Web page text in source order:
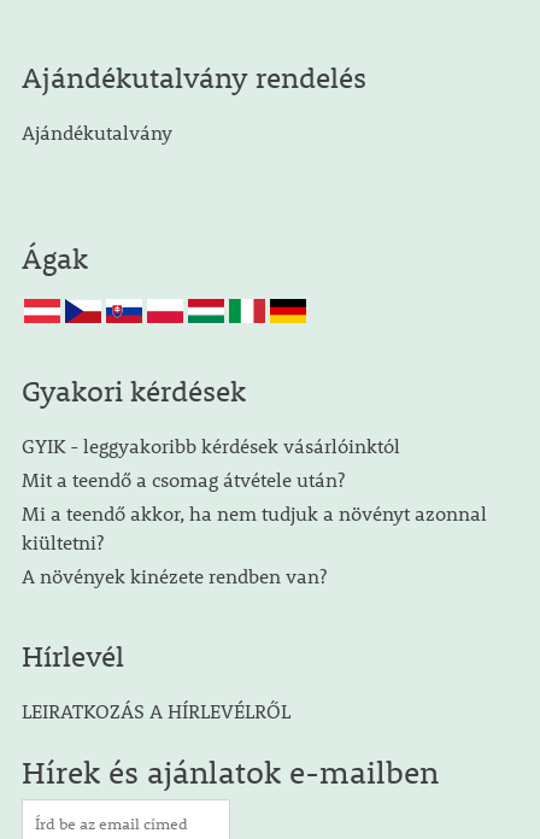
Ajándékutalvány rendelés
Ajándékutalvány
Ágak
Gyakori kérdések
GYIK - leggyakoribb kérdések vásárlóinktól
Mit a teendő a csomag átvétele után?
Mi a teendő akkor, ha nem tudjuk a növényt azonnal
kiültetni?
A növények kinézete rendben van?
Hírlevél
LEIRATKOZÁS A HÍRLEVÉLRŐL
Hírek és ajánlatok e-mailben